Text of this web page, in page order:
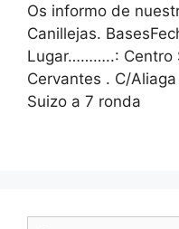
Os informo de
Canillejas.
Lugar………..: Centro
Cervantes . C/
Suizo a 7 ronda